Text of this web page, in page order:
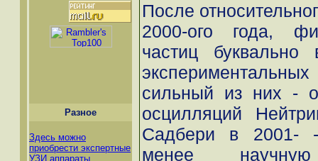
Разное
Здесь можно
приобрести экспертные
УЗИ аппараты
После
2000-ого года,
частиц
сильный из них -
осцилляций
Садбери в 2001- -
менее научную